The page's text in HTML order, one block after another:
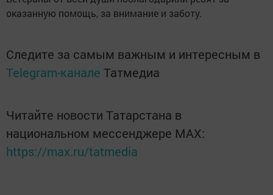
оказанную помощь, за внимание и заботу.
Следите за самым важным и интересным в
Telegram-канале Татмедиа
Читайте новости Татарстана в
национальном мессенджере MАХ:
https://max.ru/tatmedia